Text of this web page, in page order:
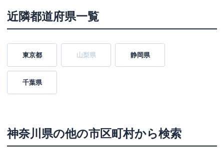
近隣都道府県一覧
東京都 山梨県 静岡県
千葉県
神奈川県の他の市区町村から検索